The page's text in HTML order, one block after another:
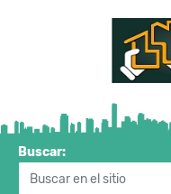
Buscar: